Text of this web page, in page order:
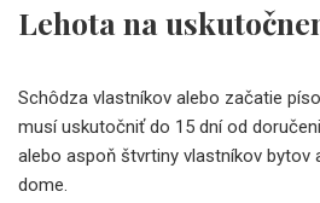
Lehota na
Schôdza vlastníkov alebo začatie
musí uskutočniť do 15 dní od
alebo aspoň štvrtiny vlastníkov bytov
dome.